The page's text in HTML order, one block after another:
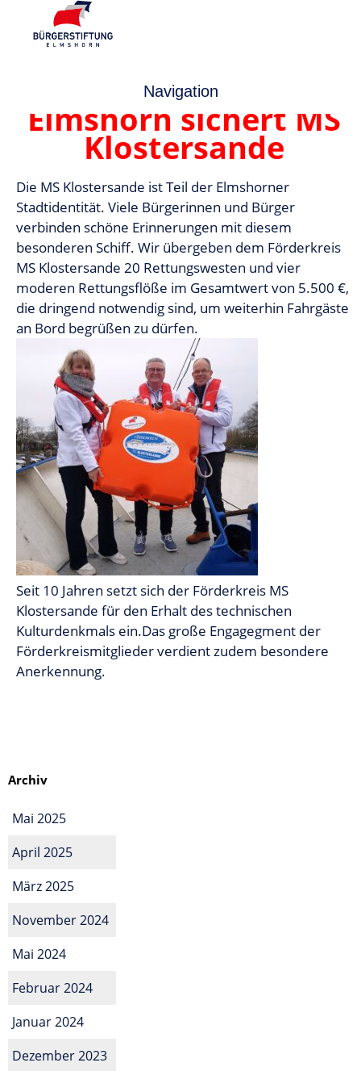
Navigation
Bürgerstiftung
Elmshorn sichert MS
Klostersande
Die MS Klostersande ist Teil der Elmshorner
Stadtidentität. Viele Bürgerinnen und Bürger
verbinden schöne Erinnerungen mit diesem
besonderen Schiff. Wir übergeben dem Förderkreis
MS Klostersande 20 Rettungswesten und vier
moderen Rettungsflöße im Gesamtwert von 5.500 €,
die dringend notwendig sind, um weiterhin Fahrgäste
an Bord begrüßen zu dürfen.
Seit 10 Jahren setzt sich der Förderkreis MS
Klostersande für den Erhalt des technischen
Kulturdenkmals ein.Das große Engagegment der
Förderkreismitglieder verdient zudem besondere
Anerkennung.
Archiv
Mai 2025
April 2025
März 2025
November 2024
Mai 2024
Februar 2024
Januar 2024
Dezember 2023